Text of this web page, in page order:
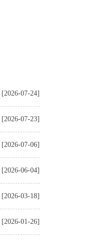
[2026-07-24]
[2026-07-23]
[2026-07-06]
[2026-06-04]
[2026-03-18]
[2026-01-26]